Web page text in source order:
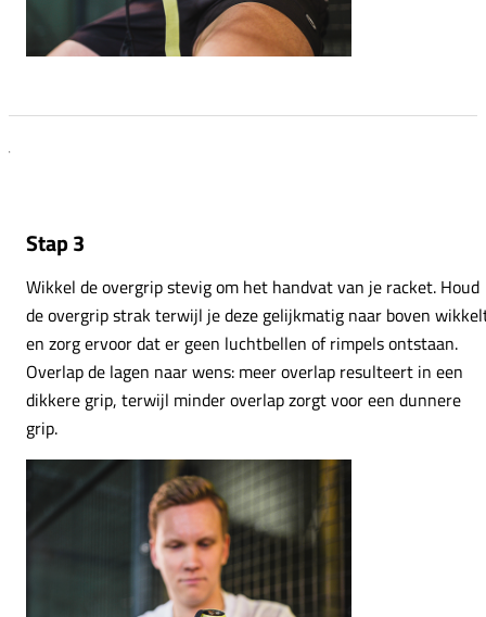
Stap 3
Wikkel de overgrip stevig om het handvat van je racket. Houd
de overgrip strak terwijl je deze gelijkmatig naar boven
en zorg ervoor dat er geen luchtbellen of rimpels ontstaan.
Overlap de lagen naar wens: meer overlap resulteert in een
dikkere grip, terwijl minder overlap zorgt voor een dunnere
grip.